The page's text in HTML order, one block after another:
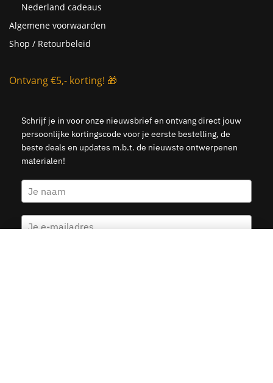
Nederland cadeaus
Algemene voorwaarden
Shop / Retourbeleid
Ontvang €5,- korting! 🎁
Schrijf je in voor onze nieuwsbrief en ontvang direct jouw
persoonlijke kortingscode voor je eerste bestelling, de
beste deals en updates m.b.t. de nieuwste ontwerpenen
materialen!